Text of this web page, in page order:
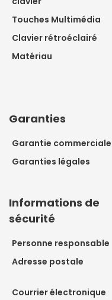
Touches Multimédia
Clavier rétroéclairé
Matériau
Garanties
Garantie commerciale
Garanties légales
Informations de
sécurité
Personne responsable
Adresse postale
Courrier électronique